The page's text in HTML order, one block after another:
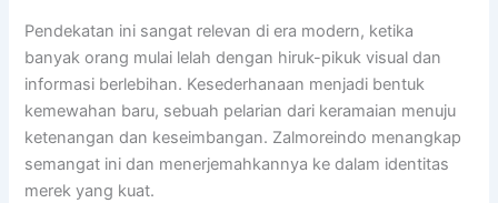
Pendekatan ini sangat relevan di era modern, ketika
banyak orang mulai lelah dengan hiruk-pikuk visual dan
informasi berlebihan. Kesederhanaan menjadi bentuk
kemewahan baru, sebuah pelarian dari keramaian menuju
ketenangan dan keseimbangan. Zalmoreindo menangkap
semangat ini dan menerjemahkannya ke dalam identitas
merek yang kuat.